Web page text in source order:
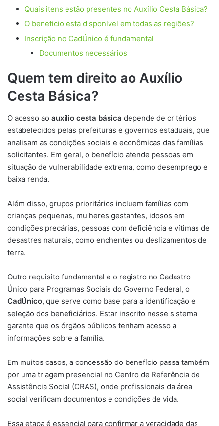
Quais itens estão presentes no Auxílio Cesta Básica?
O benefício está disponível em todas as regiões?
Inscrição no CadÚnico é fundamental
Documentos necessários
Quem tem direito ao Auxílio
Cesta Básica?
O acesso ao auxílio cesta básica depende de critérios
estabelecidos pelas prefeituras e governos estaduais, que
analisam as condições sociais e econômicas das famílias
solicitantes. Em geral, o benefício atende pessoas em
situação de vulnerabilidade extrema, como desemprego e
baixa renda.
Além disso, grupos prioritários incluem famílias com
crianças pequenas, mulheres gestantes, idosos em
condições precárias, pessoas com deficiência e vítimas de
desastres naturais, como enchentes ou deslizamentos de
terra.
Outro requisito fundamental é o registro no Cadastro
Único para Programas Sociais do Governo Federal, o
CadÚnico, que serve como base para a identificação e
seleção dos beneficiários. Estar inscrito nesse sistema
garante que os órgãos públicos tenham acesso a
informações sobre a família.
Em muitos casos, a concessão do benefício passa também
por uma triagem presencial no Centro de Referência de
Assistência Social (CRAS), onde profissionais da área
social verificam documentos e condições de vida.
Essa etapa é essencial para confirmar a veracidade das